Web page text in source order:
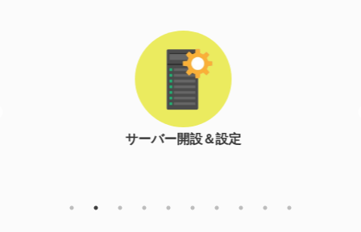
サーバー開設＆設定